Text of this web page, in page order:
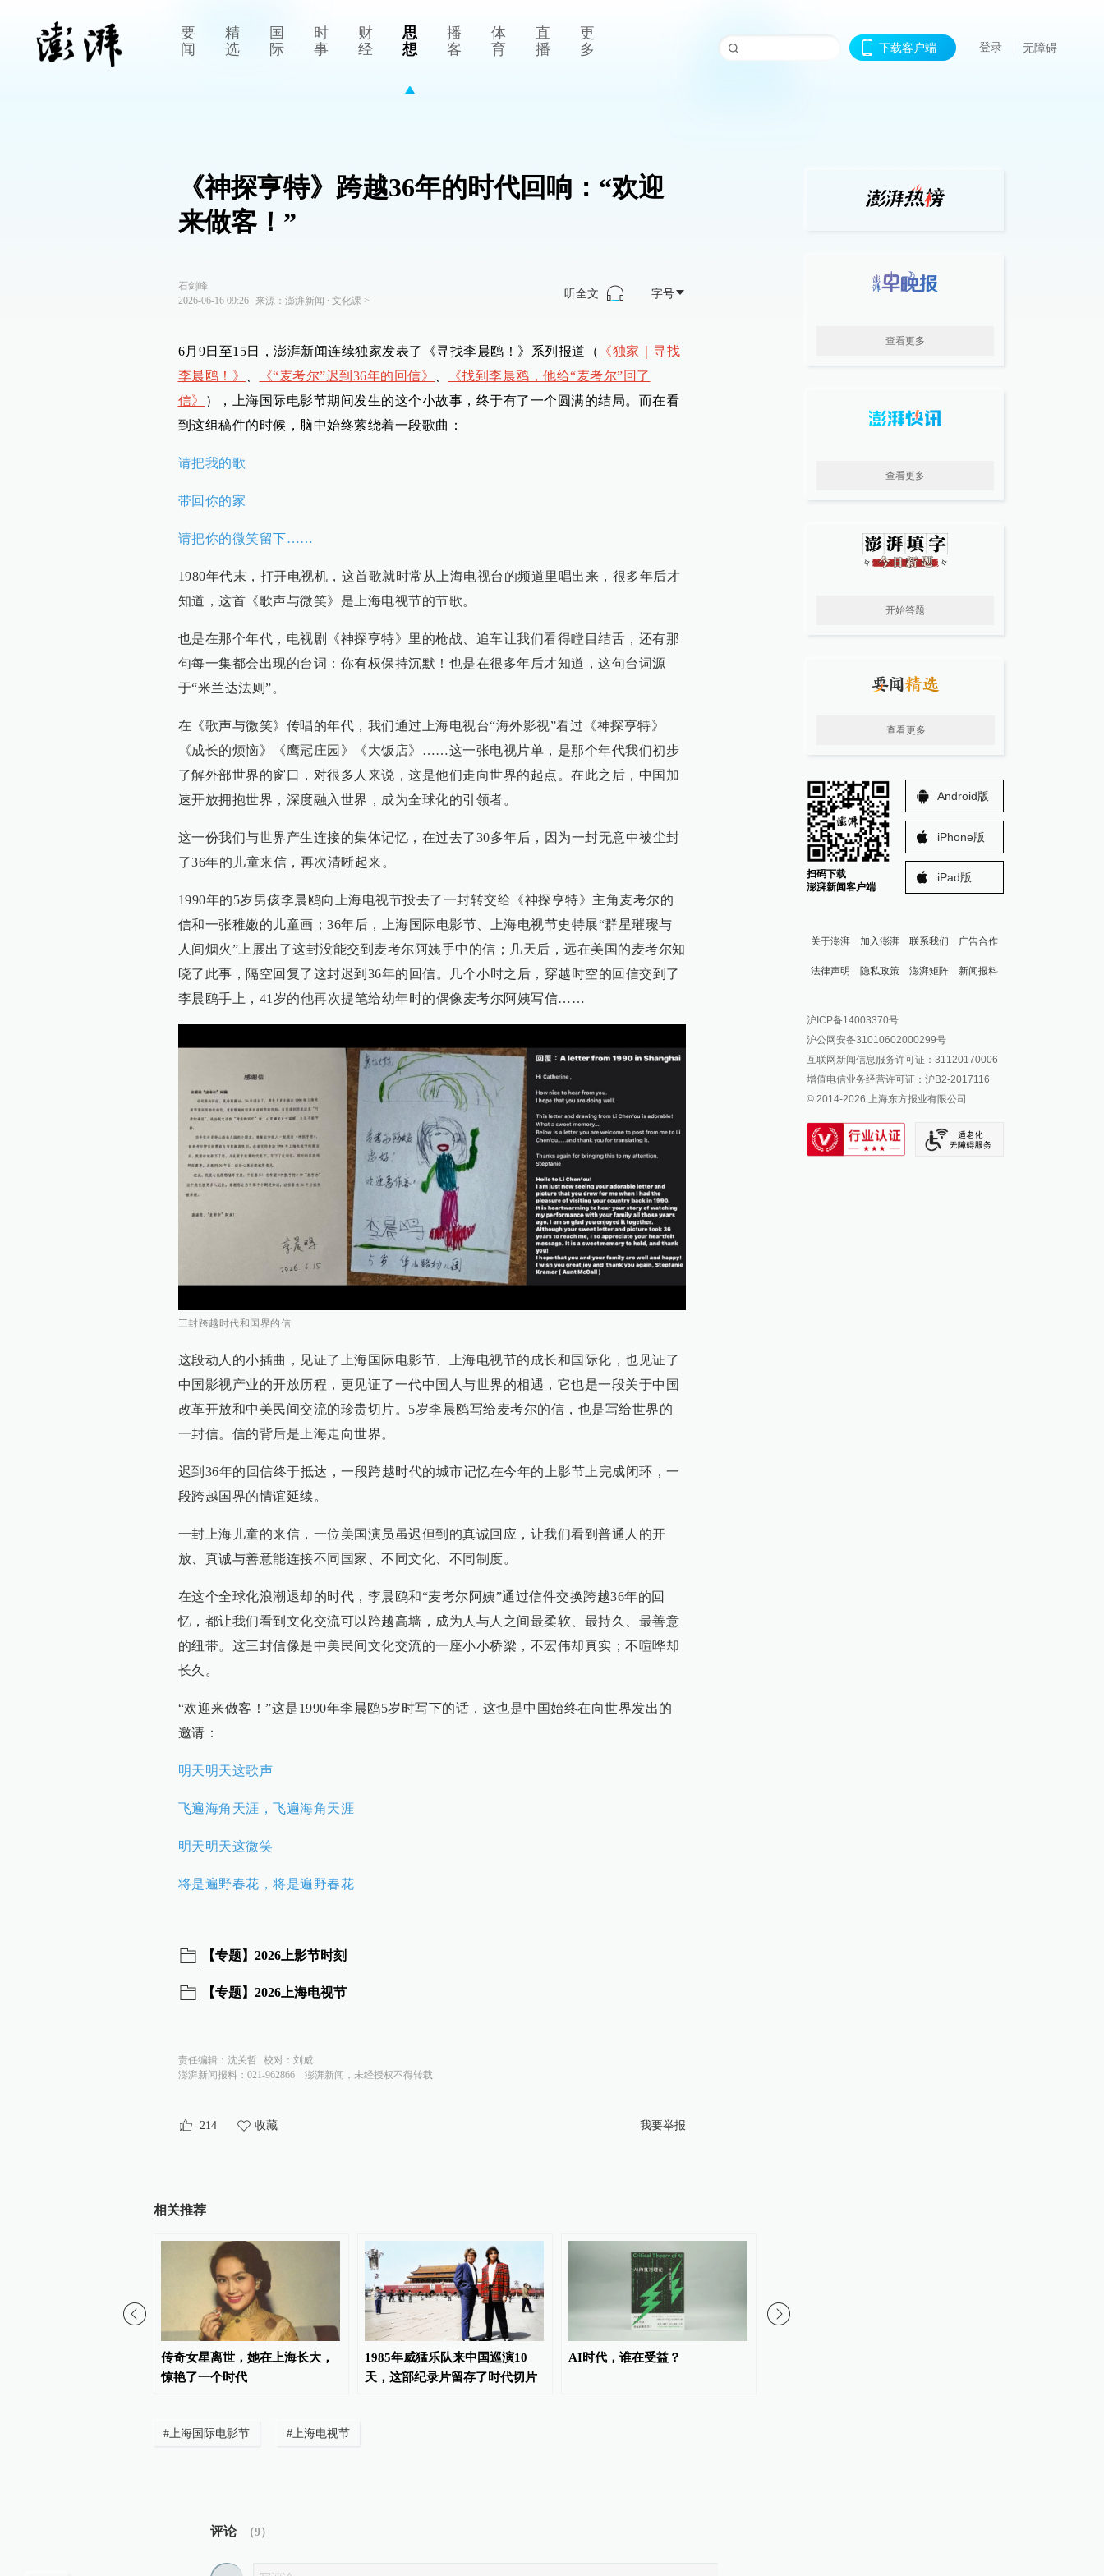
要
闻
精
选
国
际
时
事
财
经
思
想
播
客
体
育
直
播
更
多
下载客户端 登录 无障碍
《神探亨特》跨越36年的时代回响：“欢迎
来做客！”
石剑峰
2026-06-16 09:26
来源： 澎湃新闻 ∙ 文化课>
听全文 字号
6月9日至15日，澎湃新闻连续独家发表了《寻找李晨鸥！》系列报道（
《独家｜寻找
李晨鸥！》
《“麦考尔”迟到36年的回信》
《找到李晨鸥，他给“麦考尔”回了
信》
），上海国际电影节期间发生的这个小故事，终于有了一个圆满的结局。而在看
到这组稿件的时候，脑中始终萦绕着一段歌曲：
请把我的歌
带回你的家
请把你的微笑留下……
1980年代末，打开电视机，这首歌就时常从上海电视台的频道里唱出来，很多年后才
知道，这首《歌声与微笑》是上海电视节的节歌。
也是在那个年代，电视剧《神探亨特》里的枪战、追车让我们看得瞠目结舌，还有那
句每一集都会出现的台词：你有权保持沉默！也是在很多年后才知道，这句台词源
于“米兰达法则”。
在《歌声与微笑》传唱的年代，我们通过上海电视台“海外影视”看过《神探亨特》
《成长的烦恼》《鹰冠庄园》《大饭店》……这一张电视片单，是那个年代我们初步
了解外部世界的窗口，对很多人来说，这是他们走向世界的起点。在此之后，中国加
速开放拥抱世界，深度融入世界，成为全球化的引领者。
这一份我们与世界产生连接的集体记忆，在过去了30多年后，因为一封无意中被尘封
了36年的儿童来信，再次清晰起来。
1990年的5岁男孩李晨鸥向上海电视节投去了一封转交给《神探亨特》主角麦考尔的
信和一张稚嫩的儿童画；36年后，上海国际电影节、上海电视节史特展“群星璀璨与
人间烟火”上展出了这封没能交到麦考尔阿姨手中的信；几天后，远在美国的麦考尔知
晓了此事，隔空回复了这封迟到36年的回信。几个小时之后，穿越时空的回信交到了
李晨鸥手上，41岁的他再次提笔给幼年时的偶像麦考尔阿姨写信……
三封跨越时代和国界的信
这段动人的小插曲，见证了上海国际电影节、上海电视节的成长和国际化，也见证了
中国影视产业的开放历程，更见证了一代中国人与世界的相遇，它也是一段关于中国
改革开放和中美民间交流的珍贵切片。5岁李晨鸥写给麦考尔的信，也是写给世界的
一封信。信的背后是上海走向世界。
迟到36年的回信终于抵达，一段跨越时代的城市记忆在今年的上影节上完成闭环，一
段跨越国界的情谊延续。
一封上海儿童的来信，一位美国演员虽迟但到的真诚回应，让我们看到普通人的开
放、真诚与善意能连接不同国家、不同文化、不同制度。
在这个全球化浪潮退却的时代，李晨鸥和“麦考尔阿姨”通过信件交换跨越36年的回
忆，都让我们看到文化交流可以跨越高墙，成为人与人之间最柔软、最持久、最善意
的纽带。这三封信像是中美民间文化交流的一座小小桥梁，不宏伟却真实；不喧哗却
长久。
“欢迎来做客！”这是1990年李晨鸥5岁时写下的话，这也是中国始终在向世界发出的
邀请：
明天明天这歌声
飞遍海角天涯，飞遍海角天涯
明天明天这微笑
将是遍野春花，将是遍野春花
【专题】2026上影节时刻
【专题】2026上海电视节
责任编辑： 沈关哲 校对： 刘威
澎湃新闻报料：021-962866
澎湃新闻，未经授权不得转载
214 收藏 我要举报
相关推荐
传奇女星离世，她在上海长大，
惊艳了一个时代
1985年威猛乐队来中国巡演10
天，这部纪录片留存了时代切片
AI时代，谁在受益？
#上海国际电影节 #上海电视节
评论 （9）
查看更多
查看更多
开始答题
查看更多
扫码下载
澎湃新闻客户端
Android版
iPhone版
iPad版
关于澎湃 加入澎湃 联系我们 广告合作
法律声明 隐私政策 澎湃矩阵
澎湃新闻公众号
澎湃新闻抖音号
派生万物开放平台
IP SHANGHAI
SIXTH TONE
新闻报料
报料邮箱: news@thepaper.cn
沪ICP备14003370号
沪公网安备31010602000299号
互联网新闻信息服务许可证：31120170006
增值电信业务经营许可证：沪B2-2017116
© 2014-2026 上海东方报业有限公司